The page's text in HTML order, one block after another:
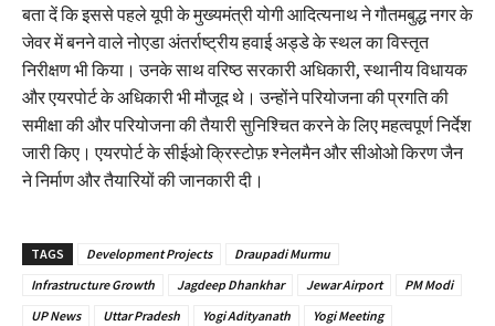
बता दें कि इससे पहले यूपी के मुख्यमंत्री योगी आदित्यनाथ ने गौतमबुद्ध नगर के
जेवर में बनने वाले नोएडा अंतर्राष्ट्रीय हवाई अड्डे के स्थल का विस्तृत
निरीक्षण भी किया। उनके साथ वरिष्ठ सरकारी अधिकारी, स्थानीय विधायक
और एयरपोर्ट के अधिकारी भी मौजूद थे। उन्होंने परियोजना की प्रगति की
समीक्षा की और परियोजना की तैयारी सुनिश्चित करने के लिए महत्वपूर्ण निर्देश
जारी किए। एयरपोर्ट के सीईओ क्रिस्टोफ़ श्नेलमैन और सीओओ किरण जैन
ने निर्माण और तैयारियों की जानकारी दी।
TAGS Development Projects
Draupadi Murmu
Infrastructure Growth
Jagdeep Dhankhar Jewar Airport
PM Modi
UP News
Uttar Pradesh Yogi Adityanath Yogi Meeting